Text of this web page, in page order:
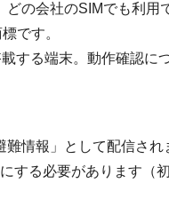
の会社のSIMでも利用
です。
する端末。動作確認に
情報」として配信され
する必要があります（